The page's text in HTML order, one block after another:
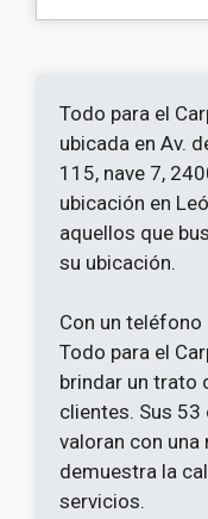
Todo para el
ubicada en Av.
115, nave 7,
ubicación en
aquellos que
su ubicación.
Con un
Todo para el
brindar un trato
clientes. Sus
valoran con una
demuestra la
servicios.